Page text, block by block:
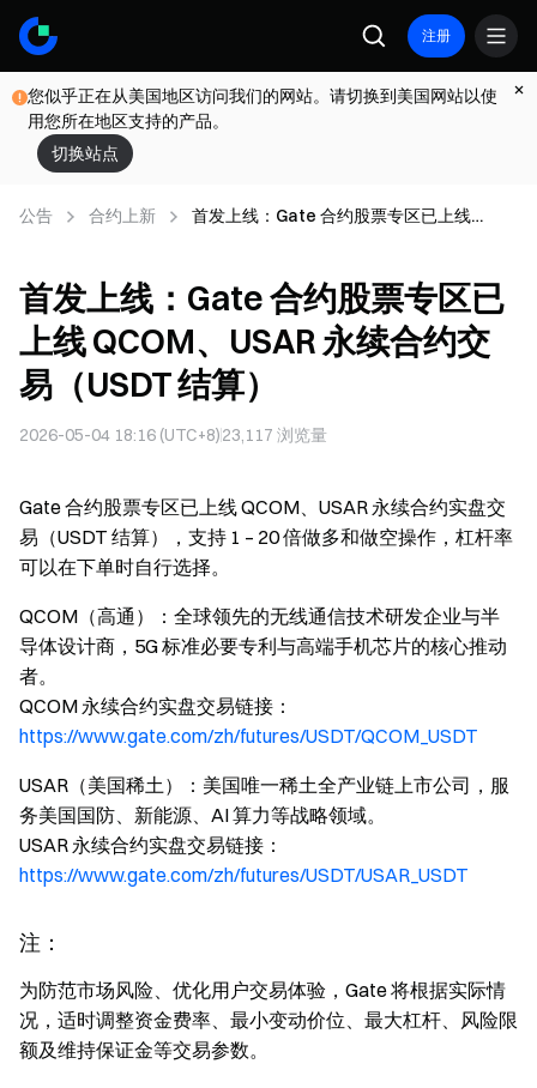
注册
您似乎正在从美国地区访问我们的网站。请切换到美国网站以使
用您所在地区支持的产品。
切换站点
公告 合约上新
首发上线：Gate 合约股票专区已上线
首发上线：Gate 合约股票专区已
上线 QCOM、USAR 永续合约交
易（USDT 结算）
2026-05-04 18:16 (UTC+8)23,117 浏览量
Gate 合约股票专区已上线 QCOM、USAR 永续合约实盘交
易（USDT 结算），支持 1 – 20 倍做多和做空操作，杠杆率
可以在下单时自行选择。
QCOM（高通）：全球领先的无线通信技术研发企业与半
导体设计商，5G 标准必要专利与高端手机芯片的核心推动
者。
QCOM 永续合约实盘交易链接：
https://www.gate.com/zh/futures/USDT/QCOM_USDT
USAR（美国稀土）：美国唯一稀土全产业链上市公司，服
务美国国防、新能源、AI 算力等战略领域。
USAR 永续合约实盘交易链接：
https://www.gate.com/zh/futures/USDT/USAR_USDT
注：
为防范市场风险、优化用户交易体验，Gate 将根据实际情
况，适时调整资金费率、最小变动价位、最大杠杆、风险限
额及维持保证金等交易参数。